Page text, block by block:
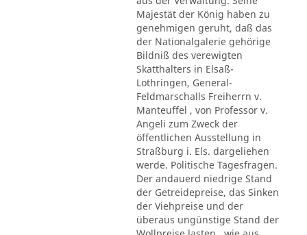
Majestät der König haben zu
genehmigen geruht, daß das
der Nationalgalerie gehörige
Bildniß des verewigten
Skatthalters in Elsaß-
Lothringen, General-
Feldmarschalls Freiherrn v.
Manteuffel , von Professor v.
Angeli zum Zweck der
öffentlichen Ausstellung in
Straßburg i. Els. dargeliehen
werde. Politische Tagesfragen.
Der andauerd niedrige Stand
der Getreidepreise, das Sinken
der Viehpreise und der
überaus ungünstige Stand der